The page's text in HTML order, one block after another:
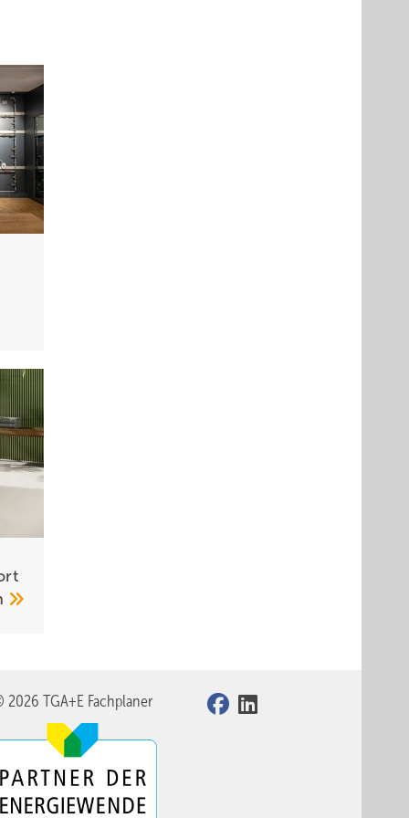
2026 TGA+E Fachplaner